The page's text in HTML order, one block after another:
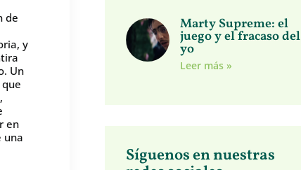
de
y
Un
en
una
Marty Supreme: el
juego y el fracaso del
yo
Leer más »
Síguenos en nuestras